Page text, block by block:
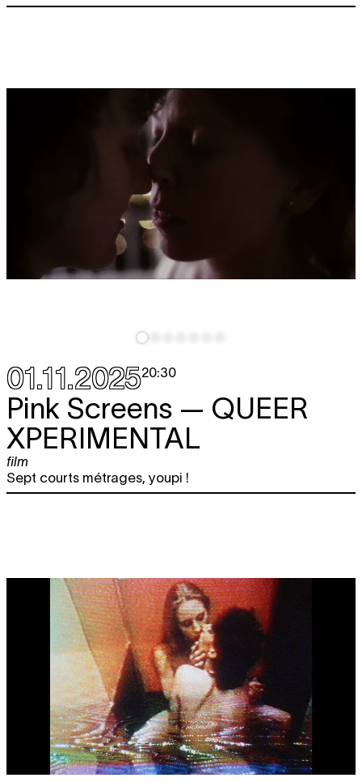
01.11.202520:30
Pink Screens — QUEER
XPERIMENTAL
film
Sept courts métrages, youpi !